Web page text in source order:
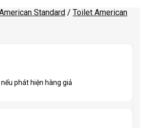
Standard / Toilet American
phát hiện hàng giả